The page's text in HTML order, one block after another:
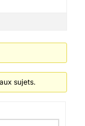
sujets.